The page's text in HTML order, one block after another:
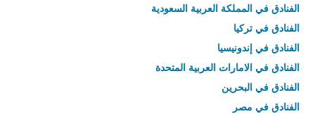
الفنادق في المملكة العربية السعودية
الفنادق في تركيا
الفنادق في إندونيسيا
الفنادق في الامارات العربية المتحدة
الفنادق في البحرين
الفنادق في مصر